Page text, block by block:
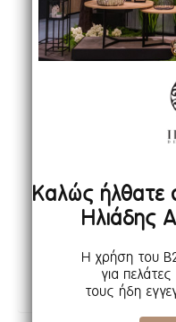
Κωδ.:79945
Καλώς ήλθατε
Ηλιάδης
Η χρήση του
για πελάτες
τους ήδη